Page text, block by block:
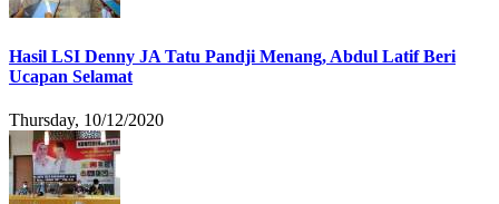
Hasil LSI Denny JA Tatu Pandji Menang, Abdul Latif Beri
Ucapan Selamat
Thursday, 10/12/2020